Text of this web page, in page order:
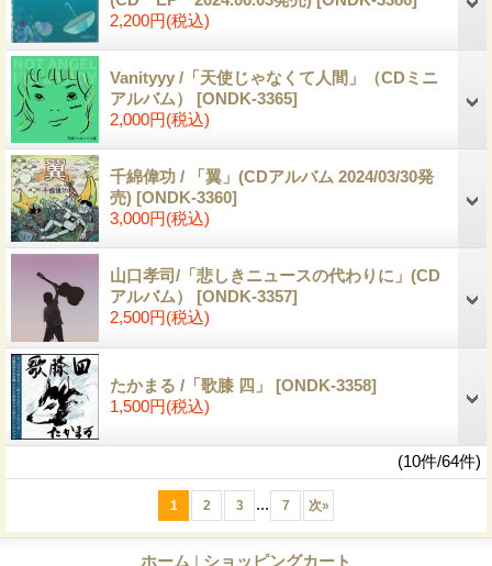
2,200円(税込)
Vanityyy /「天使じゃなくて人間」（CDミニ
アルバム） [ONDK-3365]
2,000円(税込)
千綿偉功 / 「翼」(CDアルバム 2024/03/30発
売) [ONDK-3360]
3,000円(税込)
山口孝司/「悲しきニュースの代わりに」(CD
アルバム） [ONDK-3357]
2,500円(税込)
たかまる /「歌膝 四」 [ONDK-3358]
1,500円(税込)
(10件/64件)
1 2 3 ... 7 次»
ホーム | ショッピングカート